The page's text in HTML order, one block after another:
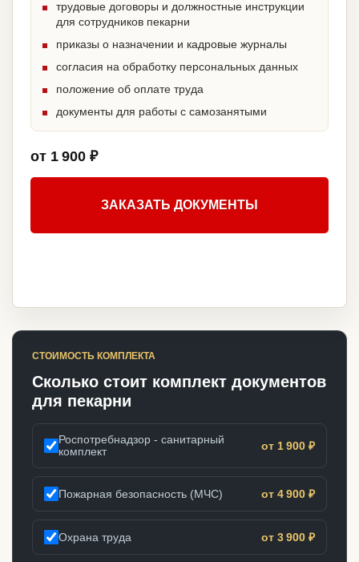
трудовые договоры и должностные инструкции
для сотрудников пекарни
приказы о назначении и кадровые журналы
согласия на обработку персональных данных
положение об оплате труда
документы для работы с самозанятыми
от 1 900 ₽
ЗАКАЗАТЬ ДОКУМЕНТЫ
СТОИМОСТЬ КОМПЛЕКТА
Сколько стоит комплект документов
для пекарни
Роспотребнадзор - санитарный
комплект
от 1 900 ₽
Пожарная безопасность (МЧС) от 4 900 ₽
Охрана труда от 3 900 ₽